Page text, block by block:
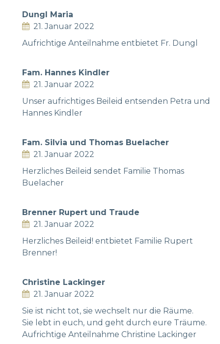
Dungl Maria
21. Januar 2022
Aufrichtige Anteilnahme entbietet Fr. Dungl
Fam. Hannes Kindler
21. Januar 2022
Unser aufrichtiges Beileid entsenden Petra und
Hannes Kindler
Fam. Silvia und Thomas Buelacher
21. Januar 2022
Herzliches Beileid sendet Familie Thomas
Buelacher
Brenner Rupert und Traude
21. Januar 2022
Herzliches Beileid! entbietet Familie Rupert
Brenner!
Christine Lackinger
21. Januar 2022
Sie ist nicht tot, sie wechselt nur die Räume.
Sie lebt in euch, und geht durch eure Träume.
Aufrichtige Anteilnahme Christine Lackinger